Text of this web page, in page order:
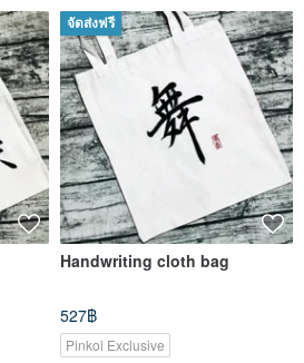
จัดส่งฟรี
Handwriting cloth bag
527฿
Pinkoi Exclusive